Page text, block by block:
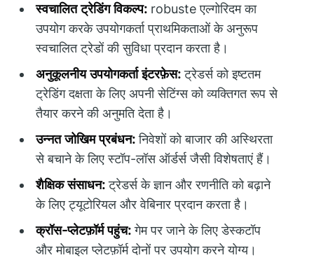
स्वचालित ट्रेडिंग विकल्प: robuste एल्गोरिदम का
उपयोग करके उपयोगकर्ता प्राथमिकताओं के अनुरूप
स्वचालित ट्रेडों की सुविधा प्रदान करता है।
अनुकूलनीय उपयोगकर्ता इंटरफ़ेस:ट्रेडर्स को इष्टतम
ट्रेडिंग दक्षता के लिए अपनी सेटिंग्स को व्यक्तिगत रूप से
तैयार करने की अनुमति देता है।
उन्नत जोखिम प्रबंधन:निवेशों को बाजार की अस्थिरता
से बचाने के लिए स्टॉप-लॉस ऑर्डर्स जैसी विशेषताएं हैं।
शैक्षिक संसाधन:ट्रेडर्स के ज्ञान और रणनीति को बढ़ाने
के लिए ट्यूटोरियल और वेबिनार प्रदान करता है।
क्रॉस-प्लेटफ़ॉर्म पहुंच:गेम पर जाने के लिए डेस्कटॉप
और मोबाइल प्लेटफ़ॉर्म दोनों पर उपयोग करने योग्य।